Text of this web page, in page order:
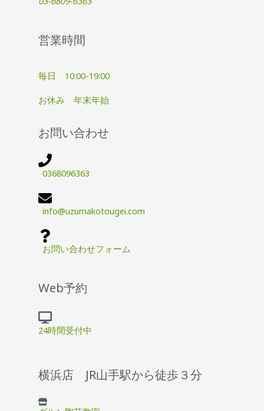
営業時間
毎日 10:00-19:00
お休み 年末年始
お問い合わせ
0368096363
info@uzumakotougei.com
お問い合わせフォーム
Web予約
24時間受付中
横浜店 JR山手駅から徒歩３分